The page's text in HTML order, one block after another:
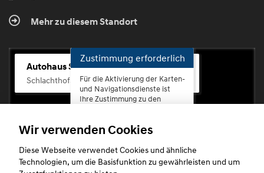
Mehr zu diesem Standort
Autohaus Scherhag
Schlachthofstr. 68, 56073 Koblenz-Rauental
Zustimmung erforderlich
Für die Aktivierung der Karten-
und Navigationsdienste ist
Ihre Zustimmung zu den
erforderlich.
Zustimmen
Wir verwenden Cookies
Diese Webseite verwendet Cookies und ähnliche
Technologien, um die Basisfunktion zu gewährleisten und um